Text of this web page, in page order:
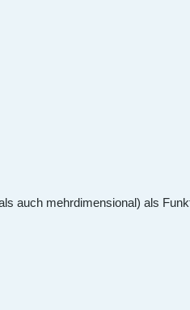
auch mehrdimensional) als